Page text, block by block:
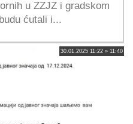
u ZZJZ i gradskom
ćutali i...
30.01.2025 11:22 » 11:40